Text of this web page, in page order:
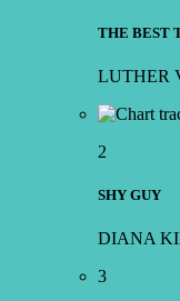
THE BEST
LUTHER
2
SHY GUY
DIANA
3